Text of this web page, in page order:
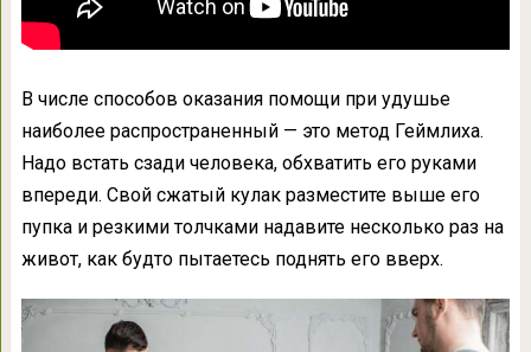
В числе способов оказания помощи при удушье
наиболее распространенный — это метод Геймлиха.
Надо встать сзади человека, обхватить его руками
впереди. Свой сжатый кулак разместите выше его
пупка и резкими толчками надавите несколько раз на
живот, как будто пытаетесь поднять его вверх.